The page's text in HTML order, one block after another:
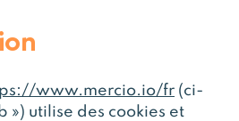
www.mercio.io/fr (ci-
») utilise des cookies et